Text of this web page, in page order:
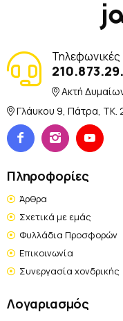
Τηλεφωνικές
Ακτή
Γλάυκου 9, Πάτρα, TK.
Πληροφορίες
Άρθρα
Σχετικά με εμάς
Φυλλάδια Προσφορών
Επικοινωνία
Συνεργασία χονδρικής
Λογαριασμός